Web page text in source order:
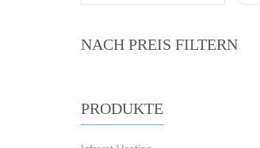
NACH PREIS FILTERN
PRODUKTE